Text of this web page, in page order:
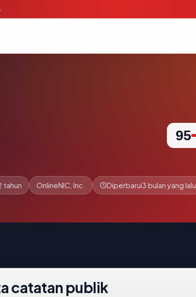
95
tahun OnlineNIC, Inc. Diperbarui3 bulan yang lalu
catatan publik